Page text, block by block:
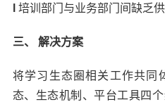
培训部门与业务部门间缺乏
三、 解决方案
将学习生态圈相关工作共同
态、生态机制、平台工具四